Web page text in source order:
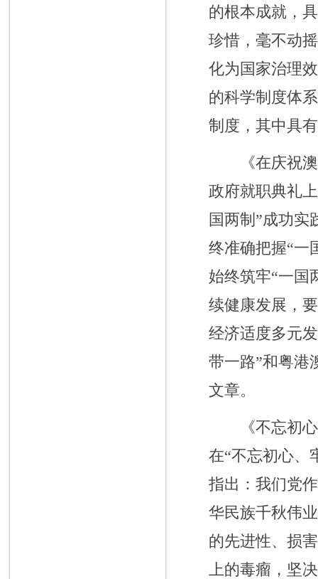
的根本成就，
珍惜，毫不动
化为国家治理
的科学制度体
制度，其中具
《在庆祝澳
政府就职典礼
国两制”成功实
终准确把握“一
始终筑牢“一国
续健康发展，
经济适度多元
带一路”和粤港
文章。
《不忘初心
在“不忘初心、
指出：我们党
华民族千秋伟
的先进性、损
上的毒瘤，坚